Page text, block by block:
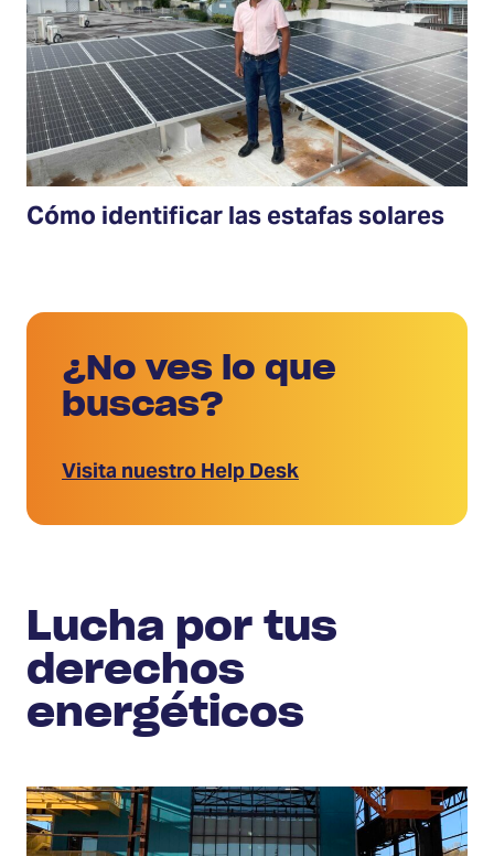
Cómo identificar las estafas solares
¿No ves lo que
buscas?
Visita nuestro Help Desk
Lucha por tus
derechos
energéticos
Únete
al